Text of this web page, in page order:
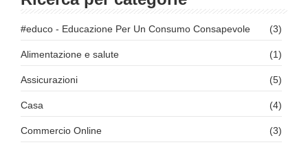
#educo - Educazione Per Un Consumo Consapevole (3)
Alimentazione e salute (1)
Assicurazioni (5)
Casa (4)
Commercio Online (3)